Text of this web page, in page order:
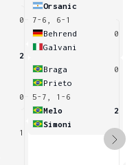
0
2
0
1
Orsanic
7-6, 6-1
Behrend
0
Galvani
Braga
0
Prieto
5-7, 1-6
Melo
2
Simoni